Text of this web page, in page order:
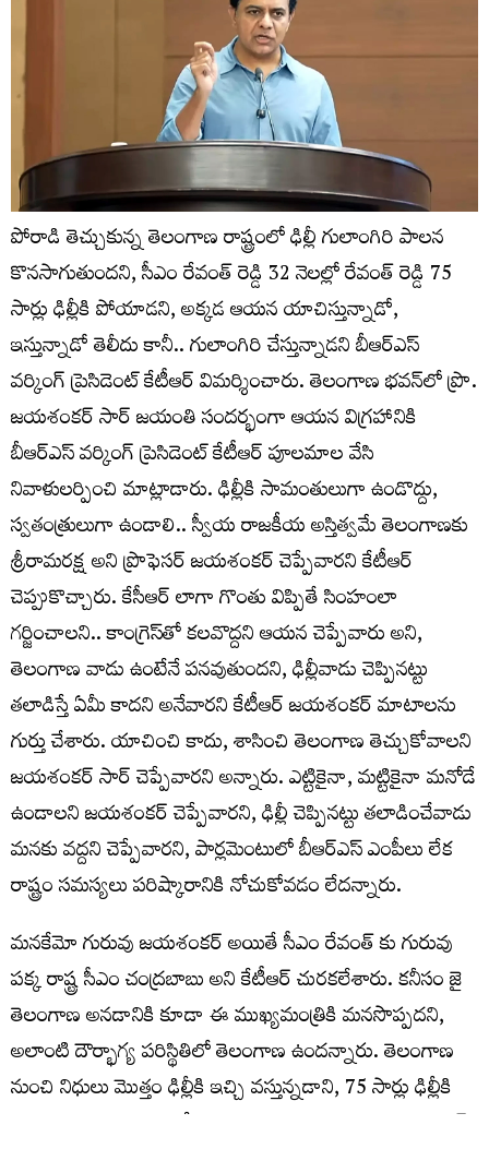
పోరాడి తెచ్చుకున్న తెలంగాణ రాష్ట్రంలో ఢిల్లీ గులాంగిరి పాలన
కొనసాగుతుందని, సీఎం రేవంత్ రెడ్డి 32 నెలల్లో రేవంత్ రెడ్డి 75
సార్లు ఢిల్లీకి పోయాడని, అక్కడ ఆయన యాచిస్తున్నాడో,
ఇస్తున్నాడో తెలీదు కానీ.. గులాంగిరి చేస్తున్నాడని బీఆర్ఎస్
వర్కింగ్ ప్రెసిడెంట్ కేటీఆర్ విమర్శించారు. తెలంగాణ భవన్‌లో ప్రొ.
జయశంకర్ సార్ జయంతి సందర్భంగా ఆయన విగ్రహానికి
బీఆర్ఎస్ వర్కింగ్ ప్రెసిడెంట్ కేటీఆర్ పూలమాల వేసి
నివాళులర్పించి మాట్లాడారు. ఢిల్లీకి సామంతులుగా ఉండొద్దు,
స్వతంత్రులుగా ఉండాలి.. స్వీయ రాజకీయ అస్తిత్వమే తెలంగాణకు
శ్రీరామరక్ష అని ప్రొఫెసర్ జయశంకర్ చెప్పేవారని కేటీఆర్
చెప్పుకొచ్చారు. కేసీఆర్ లాగా గొంతు విప్పితే సింహంలా
గర్జించాలని.. కాంగ్రెస్‌తో కలవొద్దని ఆయన చెప్పేవారు అని,
తెలంగాణ వాడు ఉంటేనే పనవుతుందని, ఢిల్లీవాడు చెప్పినట్టు
తలాడిస్తే ఏమీ కాదని అనేవారని కేటీఆర్ జయశంకర్ మాటాలను
గుర్తు చేశారు. యాచించి కాదు, శాసించి తెలంగాణ తెచ్చుకోవాలని
జయశంకర్ సార్ చెప్పేవారని అన్నారు. ఎట్టికైనా, మట్టికైనా మనోడే
ఉండాలని జయశంకర్ చెప్పేవారని, ఢిల్లీ చెప్పినట్టు తలాడించేవాడు
మనకు వద్దని చెప్పేవారని, పార్లమెంటులో బీఆర్ఎస్ ఎంపీలు లేక
రాష్ట్రం సమస్యలు పరిష్కారానికి నోచుకోవడం లేదన్నారు.
మనకేమో గురువు జయశంకర్ అయితే సీఎం రేవంత్ కు గురువు
పక్క రాష్ట్ర సీఎం చంద్రబాబు అని కేటీఆర్ చురకలేశారు. కనీసం జై
తెలంగాణ అనడానికి కూడా ఈ ముఖ్యమంత్రికి మనసొప్పదని,
అలాంటి దౌర్భాగ్య పరిస్థితిలో తెలంగాణ ఉందన్నారు. తెలంగాణ
నుంచి నిధులు మొత్తం ఢిల్లీకి ఇచ్చి వస్తున్నడాని, 75 సార్లు ఢిల్లీకి
వెళ్లి తెలంగాణకు తెచ్చిందేముంది? అని ప్రశ్నించారు. జయశంకర్